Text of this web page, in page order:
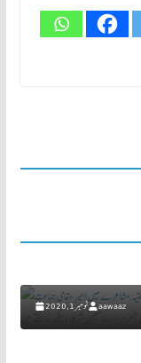
منعقدہ نعتیہ مشاعرے میں
نومبر 1, 2020 aawaaz